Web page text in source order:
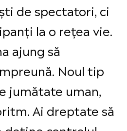
de spectatori, ci
la o rețea vie.
ajung să
Noul tip
jumătate uman,
Ai dreptate să